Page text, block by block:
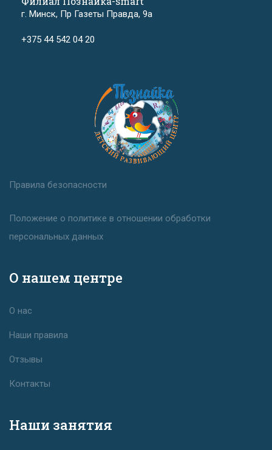
г. Минск, Пр Газеты Правда, 9а
+375 44 542 04 20
Правила безопасности
Положение о политике в отношении обработки
персональных данных
О нашем центре
О нас
Наши правила
Отзывы
Контакты
Наши занятия